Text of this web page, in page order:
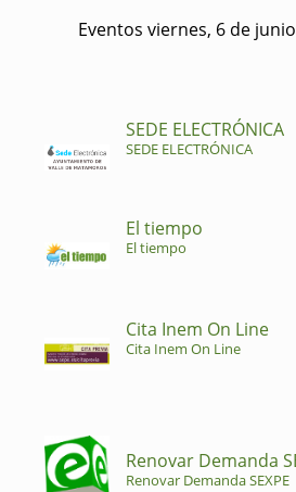
Eventos viernes, 6 de
SEDE ELECTRÓNICA
SEDE ELECTRÓNICA
El tiempo
El tiempo
Cita Inem On Line
Cita Inem On Line
Renovar Demanda
Renovar Demanda SEXPE